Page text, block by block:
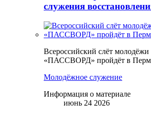
служения
Всероссийский слёт
«ПАССВОРД» пройдёт в
Молодёжное служение
Информация о материале
июнь 24 2026